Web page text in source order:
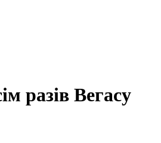
разів Вегасу